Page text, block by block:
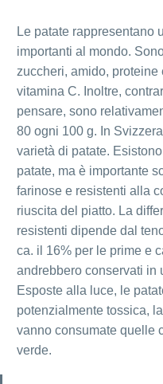
Le patate rappresentano
importanti al mondo.
zuccheri, amido,
vitamina C. Inoltre,
pensare, sono
80 ogni 100 g. In
varietà di patate.
patate, ma è importante
farinose e resistenti alla
riuscita del piatto. La
resistenti dipende dal
ca. il 16% per le prime e
andrebbero conservati in
Esposte alla luce, le
potenzialmente tossica,
vanno consumate quelle
verde.